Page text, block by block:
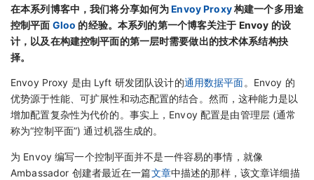
在本系列博客中，我们将分享如何为Envoy Proxy构建一个多用途
控制平面 Gloo 的经验。本系列的第一个博客关注于 Envoy 的设
计，以及在构建控制平面的第一层时需要做出的技术体系结构抉
择。
Envoy Proxy 是由 Lyft 研发团队设计的通用数据平面。Envoy 的
优势源于性能、可扩展性和动态配置的结合。然而，这种能力是以
增加配置复杂性为代价的。事实上，Envoy 配置是由管理层 (通常
称为“控制平面”) 通过机器生成的。
为 Envoy 编写一个控制平面并不是一件容易的事情，就像
Ambassador 创建者最近在一篇文章中描述的那样，该文章详细描